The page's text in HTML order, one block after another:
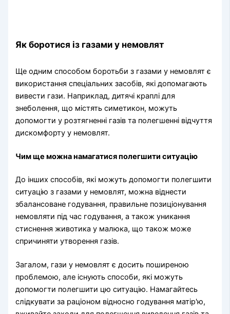
Як боротися із газами у немовлят
Ще одним способом боротьби з газами у немовлят є
використання спеціальних засобів, які допомагають
вивести гази. Наприклад, дитячі краплі для
знеболення, що містять симетикон, можуть
допомогти у розтягненні газів та полегшенні відчуття
дискомфорту у немовлят.
Чим ще можна намагатися полегшити ситуацію
До інших способів, які можуть допомогти полегшити
ситуацію з газами у немовлят, можна віднести
збалансоване годування, правильне позиціонування
немовляти під час годування, а також уникання
стиснення животика у малюка, що також може
спричиняти утворення газів.
Загалом, гази у немовлят є досить поширеною
проблемою, але існують способи, які можуть
допомогти полегшити цю ситуацію. Намагайтесь
слідкувати за раціоном відносно годування матір'ю,